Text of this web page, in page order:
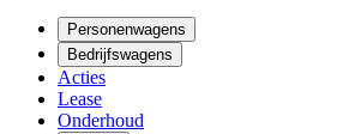
Personenwagens
Bedrijfswagens
Acties
Lease
Onderhoud